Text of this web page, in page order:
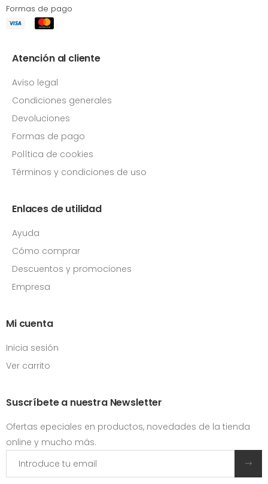
Formas de pago
Atención al cliente
Aviso legal
Condiciones generales
Devoluciones
Formas de pago
Política de cookies
Términos y condiciones de uso
Enlaces de utilidad
Ayuda
Cómo comprar
Descuentos y promociones
Empresa
Mi cuenta
Inicia sesión
Ver carrito
Suscríbete a nuestra Newsletter
Ofertas epeciales en productos, novedades de la tienda
online y mucho más.